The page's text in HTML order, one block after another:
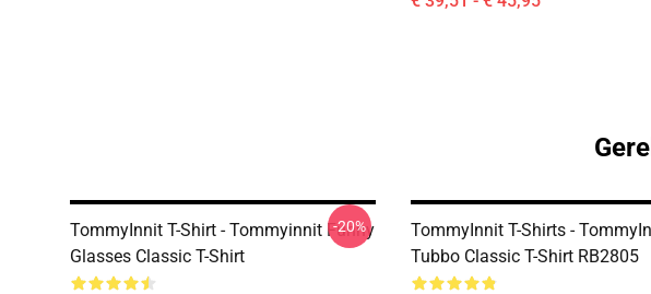
TommyInnit T-Shirt - Tommyinnit Funny
Glasses Classic T-Shirt
-20%
TommyInnit T-Shirts -
Tubbo Classic T-Shirt RB2805